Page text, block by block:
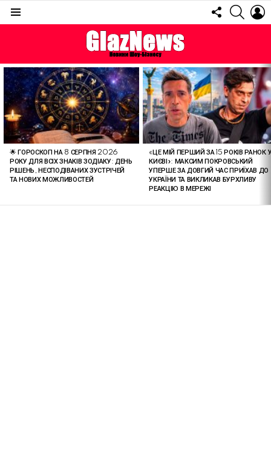
FOLLOW
US
ОСТАННІ
СТАТТІ
🌟 ГОРОСКОП НА 8 СЕРПНЯ 2026
РОКУ ДЛЯ ВСІХ ЗНАКІВ ЗОДІАКУ: ДЕНЬ
РІШЕНЬ, НЕСПОДІВАНИХ ЗУСТРІЧЕЙ
ТА НОВИХ МОЖЛИВОСТЕЙ
«ЦЕ МІЙ ПЕРШИЙ ЗА 15 РОКІВ РАНОК
КИЄВІ»: МАКСИМ ПОКРОВСЬКИЙ
УПЕРШЕ ЗА ДОВГИЙ ЧАС ПРИЇХАВ ДО
УКРАЇНИ ТА ВИКЛИКАВ БУРХЛИВУ
РЕАКЦІЮ В МЕРЕЖІ